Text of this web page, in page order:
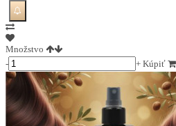
Množstvo
-
+ Kúpiť